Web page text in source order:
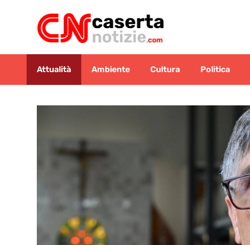
contenuto
Attualità Ambiente Cultura Politica